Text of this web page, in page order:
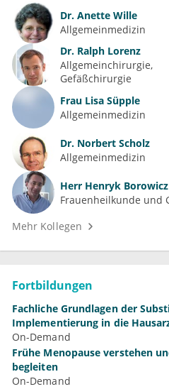
Dr. Anette Wille
Allgemeinmedizin
Dr. Ralph Lorenz
Allgemeinchirurgie
Gefäßchirurgie
Frau Lisa Süpple
Allgemeinmedizin
Dr. Norbert Scholz
Allgemeinmedizin
Herr Henryk Borowicz
Frauenheilkunde und
Mehr Kollegen
Fortbildungen
Fachliche Grundlagen der
Implementierung in die
On-Demand
Frühe Menopause verstehen
begleiten
On-Demand